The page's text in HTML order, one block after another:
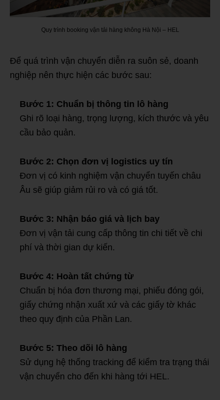
Quy trình booking vận tải hàng không Hà Nội – HEL
Để quá trình vận chuyển diễn ra suôn sẻ, doanh
nghiệp nên thực hiện các bước sau:
Bước 1: Chuẩn bị thông tin lô hàng
Ghi rõ loại hàng, trọng lượng, kích thước và yêu
cầu bảo quản.
Bước 2: Chọn đơn vị logistics uy tín
Đơn vị có kinh nghiệm vận chuyển tuyến châu
Âu sẽ giúp giảm rủi ro và có giá tốt.
Bước 3: Nhận báo giá và lịch bay
Đơn vị vận tải cung cấp thông tin chi tiết về chi
phí và thời gian dự kiến.
Bước 4: Hoàn tất chứng từ
Chuẩn bị hóa đơn thương mại, phiếu đóng gói,
giấy chứng nhận xuất xứ và các giấy tờ khác
theo quy định của Phần Lan.
Bước 5: Theo dõi lô hàng
Sử dụng hệ thống tracking để kiểm tra trạng thái
vận chuyển cho đến khi hàng tới HEL.